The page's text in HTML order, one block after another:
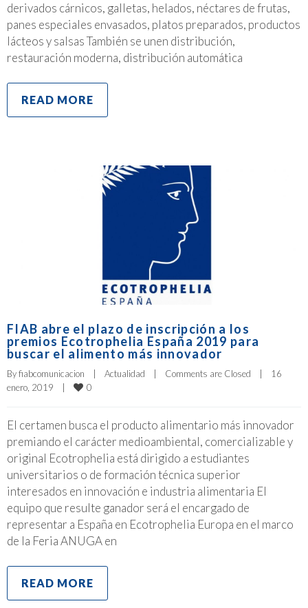
derivados cárnicos, galletas, helados, néctares de frutas,
panes especiales envasados, platos preparados, productos
lácteos y salsas También se unen distribución,
restauración moderna, distribución automática
READ MORE
FIAB abre el plazo de inscripción a los
premios Ecotrophelia España 2019 para
buscar el alimento más innovador
By fiabcomunicacion Actualidad Comments are Closed
16
enero, 2019
0
El certamen busca el producto alimentario más innovador
premiando el carácter medioambiental, comercializable y
original Ecotrophelia está dirigido a estudiantes
universitarios o de formación técnica superior
interesados en innovación e industria alimentaria El
equipo que resulte ganador será el encargado de
representar a España en Ecotrophelia Europa en el marco
de la Feria ANUGA en
READ MORE